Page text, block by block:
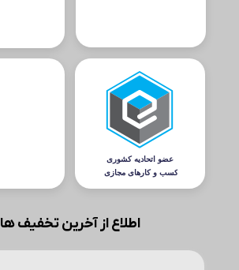
اطلاع از آخرین تخفیف ها